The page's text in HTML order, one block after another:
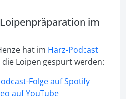
im
hat im Harz-Podcast
Loipen gespurt werden:
Folge auf Spotify
auf YouTube